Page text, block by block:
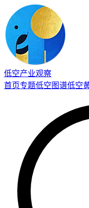
低空产业观察
首页专题低空图谱低空